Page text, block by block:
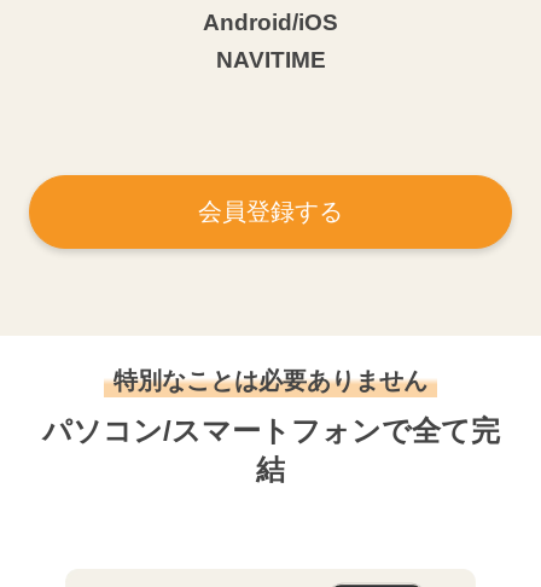
Android/iOS
NAVITIME
会員登録する
特別なことは必要ありません
パソコン/スマートフォンで全て完
結